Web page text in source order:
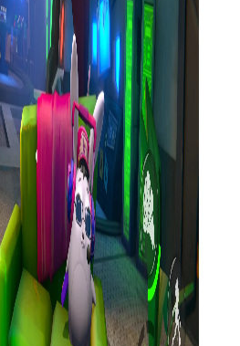
中要时刻注意周围环境的变化，避
然袭击。
的资源要合理利用，不要浪费在无
要玩家仔细观察场景中的细节，如
。
式）：在多人模式下，要与队友保
应对敌人和解谜挑战。
有多个存档点，记得在关键时刻保